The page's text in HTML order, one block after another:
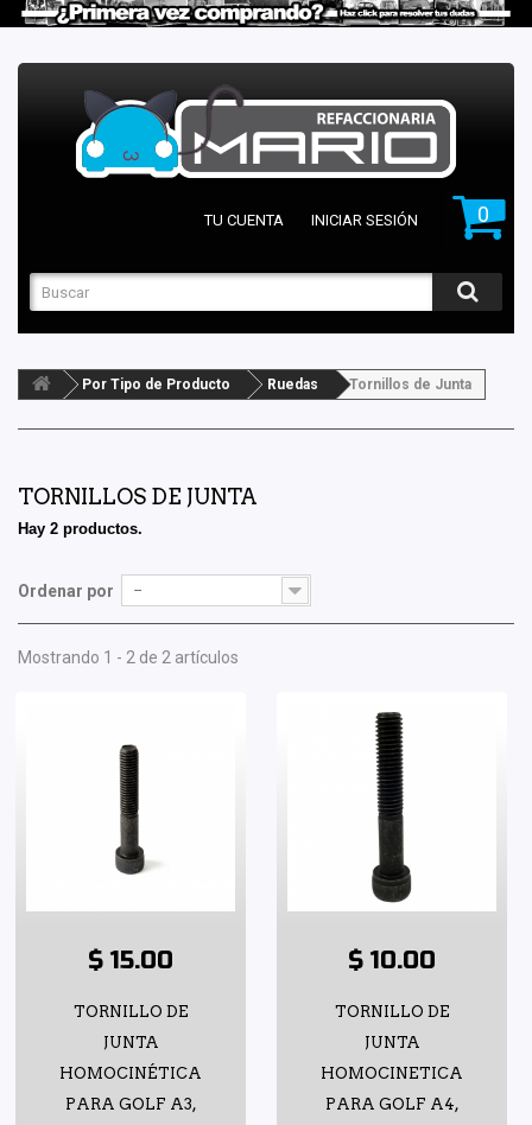
0
TU CUENTA INICIAR SESIÓN
Por Tipo de Producto Ruedas Tornillos de Junta
TORNILLOS DE JUNTA
Hay 2 productos.
Ordenar por --
Mostrando 1 - 2 de 2 artículos
$ 15.00
TORNILLO DE
JUNTA
HOMOCINÉTICA
PARA GOLF A3,
$ 10.00
TORNILLO DE
JUNTA
HOMOCINETICA
PARA GOLF A4,